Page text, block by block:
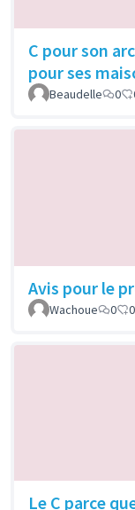
C pour son
pour ses
Beaudelle 0
Avis pour le
Wachoue 0 0
Le C parce